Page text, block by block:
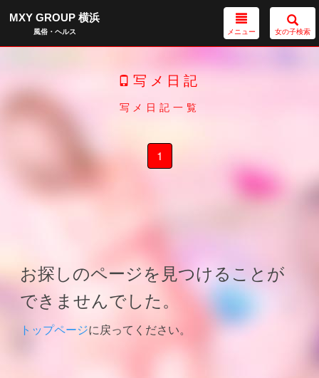
女の子検索
メニュー
MXY GROUP 横浜
風俗・ヘルス
写メ日記
写メ日記一覧
1
お探しのページを見つけることが
できませんでした。
トップページに戻ってください。